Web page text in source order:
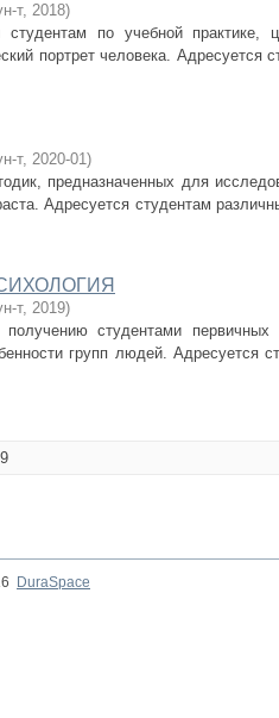
т, 2018)
студентам по учебной практике,
портрет человека.
т, 2020-01)
предназначенных для
Адресуется студентам
т, 2019)
студентами
групп людей. Адресуется
DuraSpace